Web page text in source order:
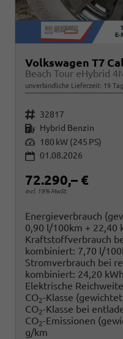
Volkswagen T7
unverbindliche Lieferzeit: 19
Fahrzeugnr. 32817
Kraftstoff Hybrid Benzin
Leistung 180 kW (245 PS)
01.08.2026
72.290,– €
incl. 19% MwSt.
Energieverbrauch
0,90 l/100km + 22,40
Kraftstoffverbrauch
kombiniert: 7,70 l/
Stromverbrauch bei
kombiniert: 24,20
Elektrische
CO2-Klasse
CO2-Klasse bei
CO2-Emissionen
g/km